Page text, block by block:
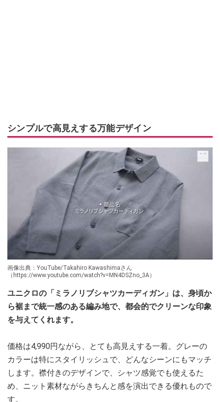
シンプルで高見えする万能デザイン
画像出典：YouTube/Takahiro Kawashimaさん
（https://www.youtube.com/watch?v=MN4DSZno_3A）
ユニクロの「ミラノリブシャツカーディガン」は、身頃か
ら裾まで統一感のある編み地で、都会的でクリーンな印象
を与えてくれます。
価格は4,990円ながら、とても高見えする一着。グレーの
カラーは特にスタイリッシュで、どんなシーンにもマッチ
します。襟付きのデザインで、シャツ感覚でも使えるた
め、ニット素材ながらきちんと感を演出できる優れもので
す。